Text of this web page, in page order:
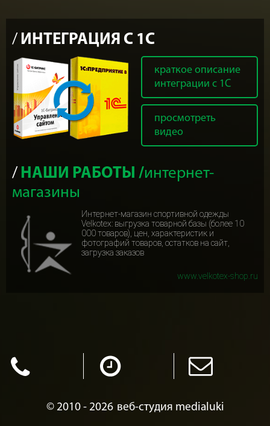
ИНТЕГРАЦИЯ С 1С
краткое описание
интеграции с 1С
просмотреть
видео
НАШИ РАБОТЫ /интернет-
магазины
Интернет-магазин спортивной одежды
Velkotex: выгрузка товарной базы (более 10
000 товаров), цен, характеристик и
фотографий товаров, остатков на сайт,
загрузка заказов
www.velkotex-shop.ru
© 2010 - 2026 веб-студия medialuki